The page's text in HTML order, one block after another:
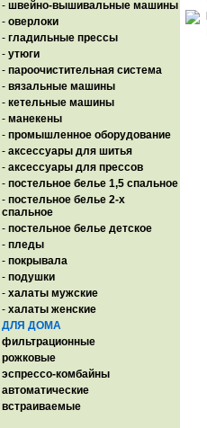
- швейно-вышивальные машины
- оверлоки
- гладильные прессы
- утюги
- пароочистительная система
- вязальные машины
- кетельные машины
- манекены
- промышленное оборудование
- аксессуары для шитья
- аксессуары для прессов
- постельное белье 1,5 спальное
- постельное белье 2-х
спальное
- постельное белье детское
- пледы
- покрывала
- подушки
- халаты мужские
- халаты женские
ДЛЯ ДОМА
фильтрационные
рожковые
эспрессо-комбайны
автоматические
встраиваемые